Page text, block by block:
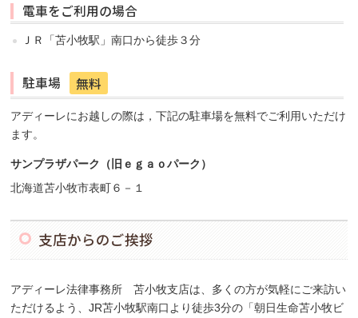
電車をご利用の場合
ＪＲ「苫小牧駅」南口から徒歩３分
駐車場 無料
アディーレにお越しの際は，下記の駐車場を無料でご利用いただけ
ます。
サンプラザパーク（旧ｅｇａｏパーク）
北海道苫小牧市表町６－１
支店からのご挨拶
アディーレ法律事務所 苫小牧支店は、多くの方が気軽にご来訪い
ただけるよう、JR苫小牧駅南口より徒歩3分の「朝日生命苫小牧ビ